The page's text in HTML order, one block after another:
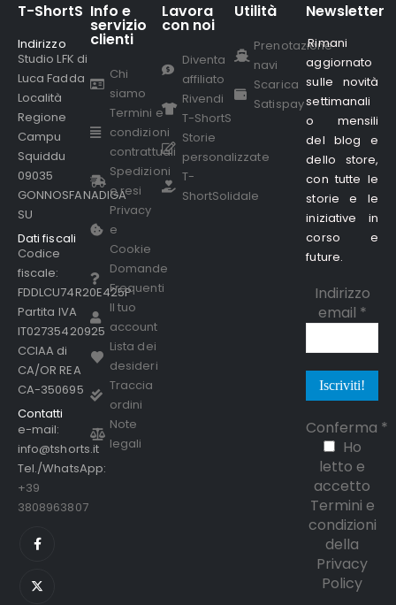
T-ShortS
Indirizzo
Studio LFK di
Luca Fadda
Località
Regione
Campu
Squiddu
09035
GONNOSFANADIGA
SU
Dati fiscali
Codice
fiscale:
FDDLCU74R20E425P
Partita IVA
IT02735420925
CCIAA di
CA/OR REA
CA-350695
Contatti
e-mail:
info@tshorts.it
Tel./WhatsApp:
+39
3808963807
Info e
servizio
clienti
Chi
siamo
Termini e
condizioni
contrattuali
Spedizioni
e resi
Privacy
e
Cookie
Domande
Frequenti
Il tuo
account
Lista dei
desideri
Traccia
ordini
Note
legali
Lavora
con noi
Diventa
affiliato
Rivendi
T-ShortS
Storie
personalizzate
T-
ShortSolidale
Utilità
Prenotazione
navi
Scarica
Satispay
Newsletter
.Rimani
aggiornato
sulle novità
settimanali
o mensili
del blog e
dello store,
con tutte le
storie e le
iniziative in
corso e
future.
Indirizzo
email *
Conferma *
Ho
letto e
accetto
Termini e
condizioni
della
Privacy
Policy